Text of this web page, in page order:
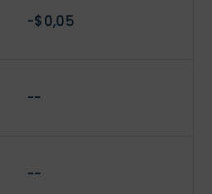
-$0,05
--
--